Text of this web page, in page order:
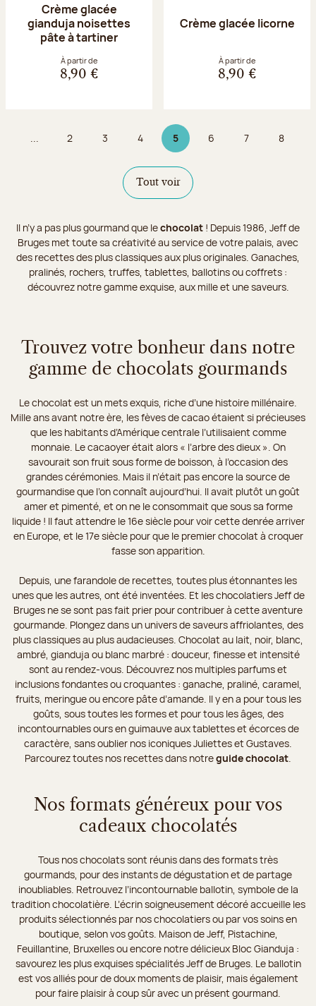
Crème glacée
gianduja noisettes
pâte à tartiner
À partir de
8,90 €
Crème glacée licorne
À partir de
8,90 €
... Page
2 Page
3 Page
4 5Page 5 sur 9
Page
6 Page
7 Page
8
Tout voir
Il n’y a pas plus gourmand que lechocolat ! Depuis 1986, Jeff de
Bruges met toute sa créativité au service de votre palais, avec
des recettes des plus classiques aux plus originales. Ganaches,
pralinés, rochers, truffes, tablettes, ballotins ou coffrets :
découvrez notre gamme exquise, aux mille et une saveurs.
Trouvez votre bonheur dans notre
gamme de chocolats gourmands
Le chocolat est un mets exquis, riche d’une histoire millénaire.
Mille ans avant notre ère, les fèves de cacao étaient si précieuses
que les habitants d’Amérique centrale l’utilisaient comme
monnaie. Le cacaoyer était alors « l’arbre des dieux ». On
savourait son fruit sous forme de boisson, à l’occasion des
grandes cérémonies. Mais il n’était pas encore la source de
gourmandise que l’on connaît aujourd’hui. Il avait plutôt un goût
amer et pimenté, et on ne le consommait que sous sa forme
liquide ! Il faut attendre le 16e siècle pour voir cette denrée arriver
en Europe, et le 17e siècle pour que le premier chocolat à croquer
fasse son apparition.
Depuis, une farandole de recettes, toutes plus étonnantes les
unes que les autres, ont été inventées. Et les chocolatiers Jeff de
Bruges ne se sont pas fait prier pour contribuer à cette aventure
gourmande. Plongez dans un univers de saveurs affriolantes, des
plus classiques au plus audacieuses. Chocolat au lait, noir, blanc,
ambré, gianduja ou blanc marbré : douceur, finesse et intensité
sont au rendez-vous. Découvrez nos multiples parfums et
inclusions fondantes ou croquantes : ganache, praliné, caramel,
fruits, meringue ou encore pâte d’amande. Il y en a pour tous les
goûts, sous toutes les formes et pour tous les âges, des
incontournables ours en guimauve aux tablettes et écorces de
caractère, sans oublier nos iconiques Juliettes et Gustaves.
Parcourez toutes nos recettes dans notreguide chocolat
Nos formats généreux pour vos
cadeaux chocolatés
Tous nos chocolats sont réunis dans des formats très
gourmands, pour des instants de dégustation et de partage
inoubliables. Retrouvez l’incontournable ballotin, symbole de la
tradition chocolatière. L’écrin soigneusement décoré accueille les
produits sélectionnés par nos chocolatiers ou par vos soins en
boutique, selon vos goûts. Maison de Jeff, Pistachine,
Feuillantine, Bruxelles ou encore notre délicieux Bloc Gianduja :
savourez les plus exquises spécialités Jeff de Bruges. Le ballotin
est vos alliés pour de doux moments de plaisir, mais également
pour faire plaisir à coup sûr avec un présent gourmand.